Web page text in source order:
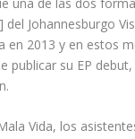
del Johannesburgo
en 2013 y en estos
publicar su EP
Vida, los